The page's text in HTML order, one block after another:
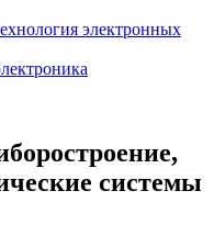
электронных
системы